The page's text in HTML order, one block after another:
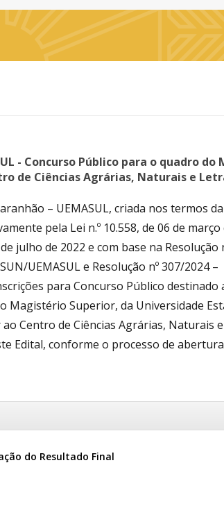
- Concurso Público para o quadro
de Ciências Agrárias, Naturais e
– UEMASUL, criada nos termos da
pela Lei n.º 10.558, de 06 de março
julho de 2022 e com base na Resolução
UEMASUL e Resolução nº 307/2024 –
para Concurso Público destinado
Superior, da Universidade
Centro de Ciências Agrárias, Naturais e
Edital, conforme o processo de abertura
do Resultado Final